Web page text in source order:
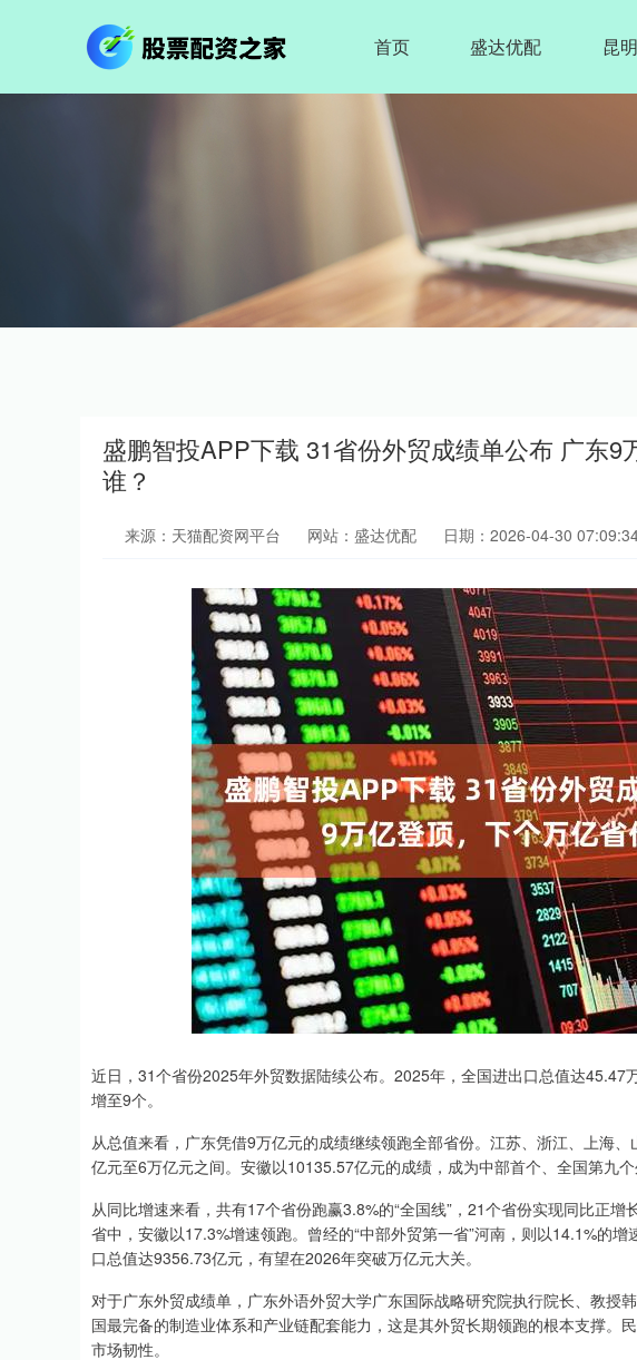
首页 盛达优配 昆
盛鹏智投APP下载 31省份外贸成绩单公布 广东9
谁？
来源：天猫配资网平台 网站：盛达优配 日期：2026-04-30
近日，31个省份2025年外贸数据陆续公布。2025年，全国进出口总值达45.47
增至9个。
从总值来看，广东凭借9万亿元的成绩继续领跑全部省份。江苏、浙江、上海
亿元至6万亿元之间。安徽以10135.57亿元的成绩，成为中部首个、全国第九个
从同比增速来看，共有17个省份跑赢3.8%的“全国线”，21个省份实现同比正
省中，安徽以17.3%增速领跑。曾经的“中部外贸第一省”河南，则以14.1%的
口总值达9356.73亿元，有望在2026年突破万亿元大关。
对于广东外贸成绩单，广东外语外贸大学广东国际战略研究院执行院长、教授
国最完备的制造业体系和产业链配套能力，这是其外贸长期领跑的根本支撑。
市场韧性。
深证成指 14110.12 -34.08 -0.24%